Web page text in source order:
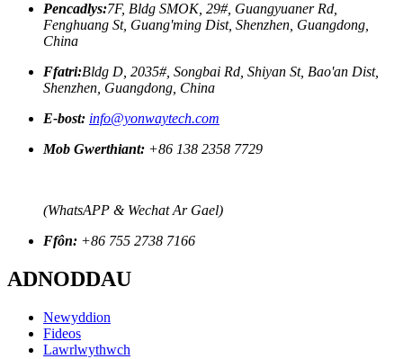
Pencadlys:7F, Bldg SMOK, 29#, Guangyuaner Rd,
Fenghuang St, Guang'ming Dist, Shenzhen, Guangdong,
China
Ffatri:Bldg D, 2035#, Songbai Rd, Shiyan St, Bao'an Dist,
Shenzhen, Guangdong, China
E-bost: info@yonwaytech.com
Mob Gwerthiant: +86 138 2358 7729
(WhatsAPP & Wechat Ar Gael)
Ffôn: +86 755 2738 7166
ADNODDAU
Newyddion
Fideos
Lawrlwythwch